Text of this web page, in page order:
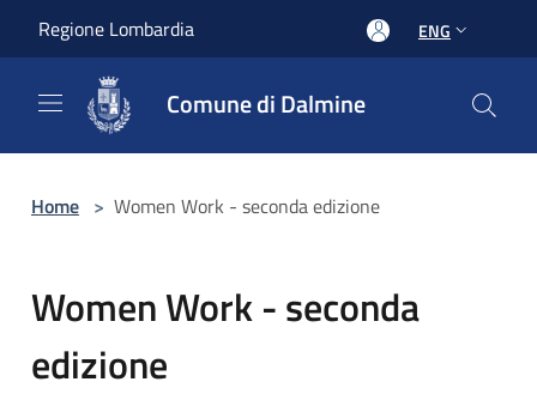
Regione Lombardia ENG
Comune di Dalmine
Home > Women Work - seconda edizione
Women Work - seconda
edizione